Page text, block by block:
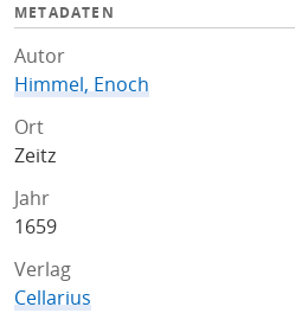
METADATEN
Autor
Himmel, Enoch
Ort
Zeitz
Jahr
1659
Verlag
Cellarius